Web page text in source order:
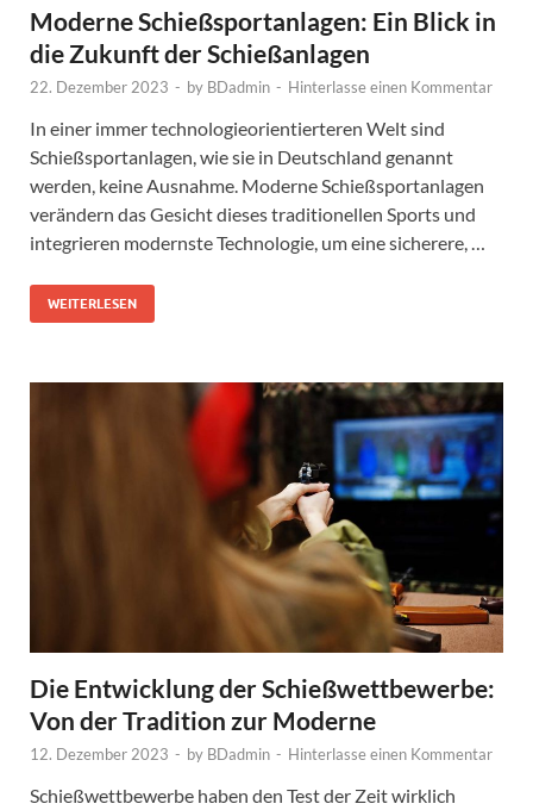
Moderne Schießsportanlagen: Ein Blick in
die Zukunft der Schießanlagen
22. Dezember 2023 - by BDadmin - Hinterlasse einen Kommentar
In einer immer technologieorientierteren Welt sind
Schießsportanlagen, wie sie in Deutschland genannt
werden, keine Ausnahme. Moderne Schießsportanlagen
verändern das Gesicht dieses traditionellen Sports und
integrieren modernste Technologie, um eine sicherere, …
WEITERLESEN
Die Entwicklung der Schießwettbewerbe:
Von der Tradition zur Moderne
12. Dezember 2023 - by BDadmin - Hinterlasse einen Kommentar
Schießwettbewerbe haben den Test der Zeit wirklich